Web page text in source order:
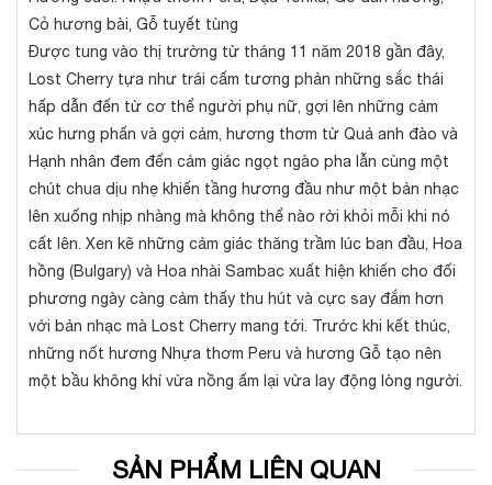
Cỏ hương bài, Gỗ tuyết tùng
Được tung vào thị trường từ tháng 11 năm 2018 gần đây,
Lost Cherry tựa như trái cấm tương phản những sắc thái
hấp dẫn đến từ cơ thể người phụ nữ, gợi lên những cảm
xúc hưng phấn và gợi cảm, hương thơm từ Quả anh đào và
Hạnh nhân đem đến cảm giác ngọt ngào pha lẫn cùng một
chút chua dịu nhẹ khiến tầng hương đầu như một bản nhạc
lên xuống nhịp nhàng mà không thể nào rời khỏi mỗi khi nó
cất lên. Xen kẽ những cảm giác thăng trầm lúc ban đầu, Hoa
hồng (Bulgary) và Hoa nhài Sambac xuất hiện khiến cho đối
phương ngày càng cảm thấy thu hút và cực say đắm hơn
với bản nhạc mà Lost Cherry mang tới. Trước khi kết thúc,
những nốt hương Nhựa thơm Peru và hương Gỗ tạo nên
một bầu không khí vừa nồng ấm lại vừa lay động lòng người.
SẢN PHẨM LIÊN QUAN